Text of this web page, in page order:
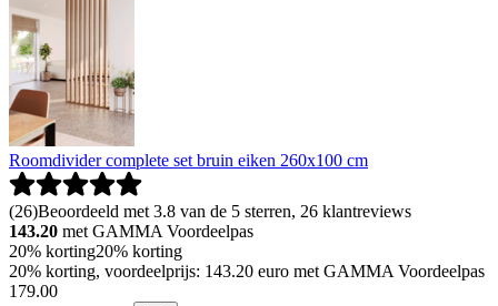
Roomdivider complete set bruin eiken 260x100 cm
(26)Beoordeeld met 3.8 van de 5 sterren, 26 klantreviews
143.20 met GAMMA Voordeelpas
20% korting20% korting
20% korting, voordeelprijs: 143.20 euro met GAMMA Voordeelpas
179.00